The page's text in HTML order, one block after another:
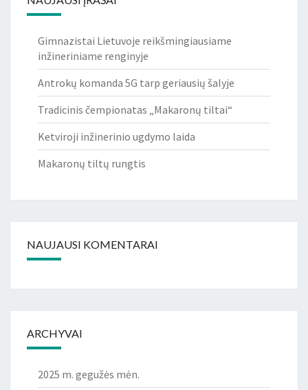
Gimnazistai Lietuvoje reikšmingiausiame
inžineriniame renginyje
Antrokų komanda 5G tarp geriausių šalyje
Tradicinis čempionatas „Makaronų tiltai“
Ketviroji inžinerinio ugdymo laida
Makaronų tiltų rungtis
NAUJAUSI KOMENTARAI
ARCHYVAI
2025 m. gegužės mėn.